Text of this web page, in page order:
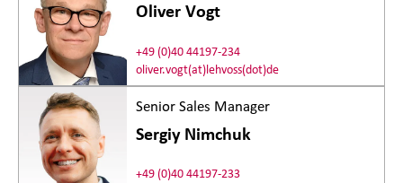
Oliver Vogt
+49 (0)40 44197-234
oliver.vogt(at)lehvoss(dot)de
Senior Sales Manager
Sergiy Nimchuk
+49 (0)40 44197-233